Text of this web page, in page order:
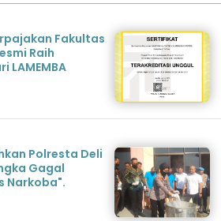
Fakultas
Raih
LAMEMBA
Polresta Deli
Gagal
Narkoba".